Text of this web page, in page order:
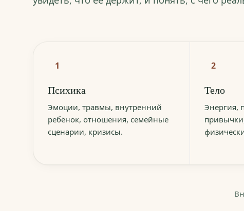
1
Психика
Эмоции, травмы, внутренний
ребёнок, отношения, семейные
сценарии, кризисы.
2
Тело
Энергия,